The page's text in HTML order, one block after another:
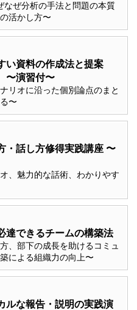
なぜ分析の手法と問題の本質
活かし方〜
い資料の作成法と提案
〜演習付〜
リオに沿った個別論点のまと
〜
・話し方修得実践講座 〜
、魅力的な話術、わかりやす
達できるチームの構築法
、部下の成長を助けるコミュ
による組織力の向上〜
ルな報告・説明の実践演